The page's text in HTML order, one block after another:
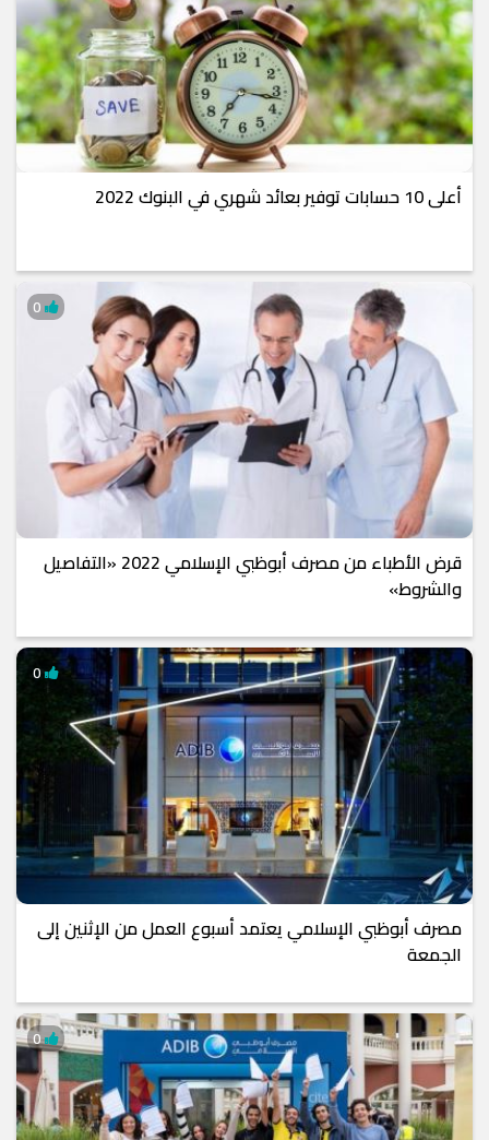
أعلى 10 حسابات توفير بعائد شهري في البنوك 2022
قرض الأطباء من مصرف أبوظبي الإسلامي 2022 «التفاصيل
والشروط»
مصرف أبوظبي الإسلامي يعتمد أسبوع العمل من الإثنين إلى
الجمعة
0
0